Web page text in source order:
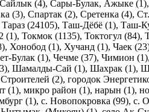
Сайлык (4), Сары-Булак, Ажыке (1),
(3), Спартак (2), Сретенка (4),
Тараз (24105), Таш-Дёбё (1), Таш-
(1), Токмок (1135), Токтогул (84),
, Хонобод (1), Хучанд (1), Чаек
Булак (1), Чечме (37), Чимион (1),
, Шамалды-Сай (1), Шахрак (1),
(2), городок
(1), микро район (1), нарын (1),
(1), с. Новопокровка (99), с.